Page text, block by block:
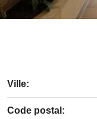
Ville:
Code postal: